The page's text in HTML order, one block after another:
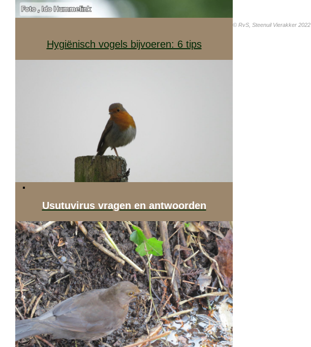
Hygiënisch vogels bijvoeren: 6 tips
Usutuvirus vragen en antwoorden
© RvS, Steenuil Vierakker 2022